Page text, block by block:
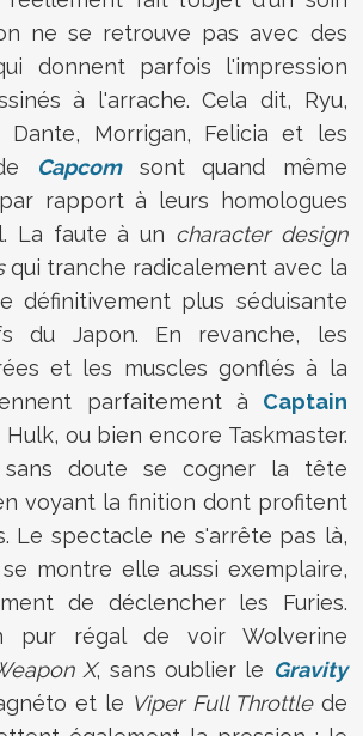
ne se retrouve pas avec des
donnent parfois l'impression
à l'arrache. Cela dit, Ryu,
Dante, Morrigan, Felicia et les
Capcomsont quand même
rapport à leurs homologues
La faute à un character design
qui tranche radicalement avec la
définitivement plus séduisante
du Japon. En revanche, les
et les muscles gonflés à la
parfaitement à Captain
Hulk, ou bien encore Taskmaster.
sans doute se cogner la tête
voyant la finition dont profitent
Le spectacle ne s'arrête pas là,
montre elle aussi exemplaire,
de déclencher les Furies.
pur régal de voir Wolverine
X, sans oublier le Gravity
et le Viper Full Throttlede